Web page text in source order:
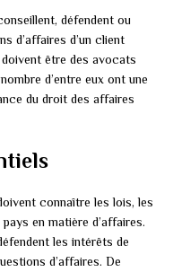
défendent ou
d’affaires d’un client
doivent être des avocats
d’entre eux ont une
du droit des affaires
connaître les lois, les
en matière d’affaires.
les intérêts de
d’affaires. De